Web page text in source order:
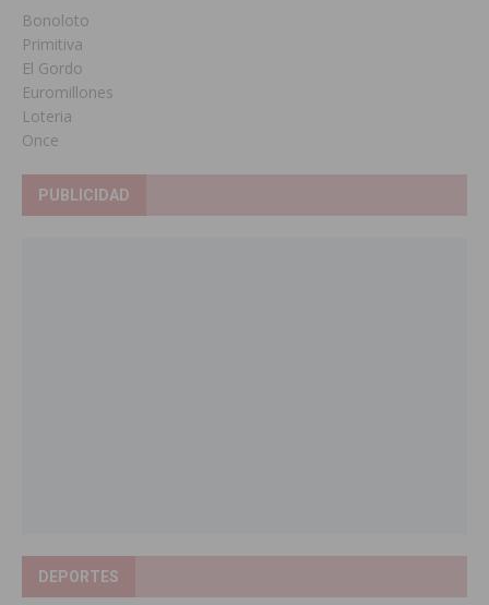
Bonoloto
Primitiva
El Gordo
Euromillones
Loteria
Once
PUBLICIDAD
DEPORTES